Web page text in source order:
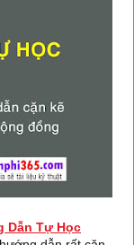
Dẫn Tự Học